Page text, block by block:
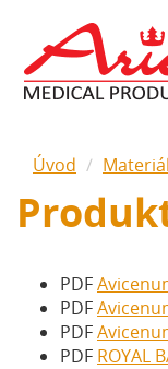
Úvod
PDF
PDF
PDF
PDF ROYAL